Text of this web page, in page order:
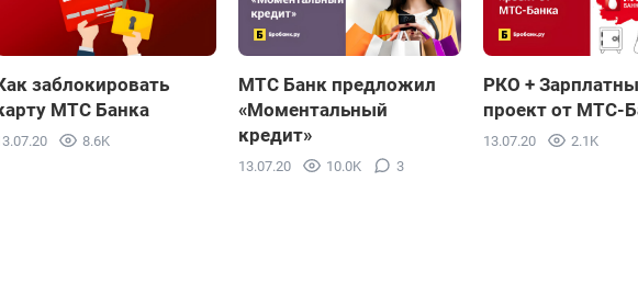
заблокировать
МТС Банка
8.6K
МТС Банк предложил
«Моментальный
кредит»
13.07.20 10.0K 3
РКО +
проект от МТС-
13.07.20 2.1K